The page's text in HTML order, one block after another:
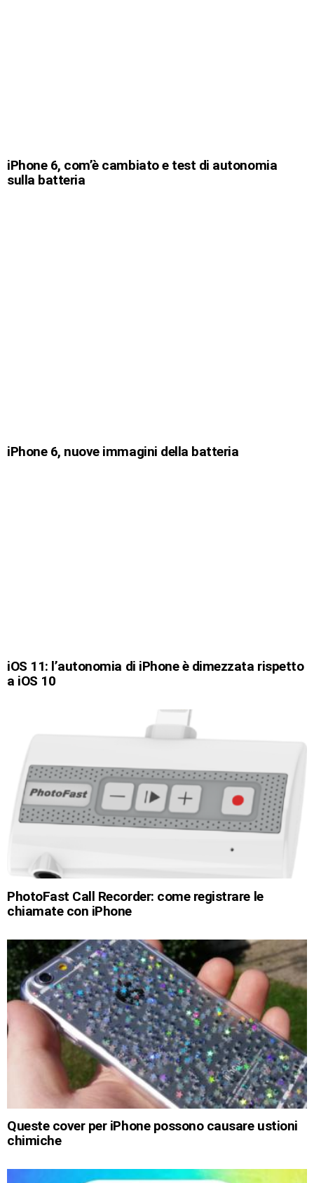
iPhone 6, com’è cambiato e test di autonomia
sulla batteria
iPhone 6, nuove immagini della batteria
iOS 11: l’autonomia di iPhone è dimezzata rispetto
a iOS 10
PhotoFast Call Recorder: come registrare le
chiamate con iPhone
Queste cover per iPhone possono causare ustioni
chimiche